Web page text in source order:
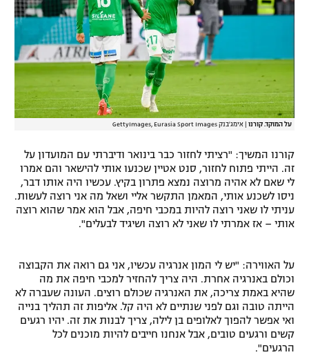
על המוקד. קורנו אימג'בנק GettyImages, Eurasia Sport Images
קורנו המשיך: "רציתי לחזור כבר בינואר ודיברתי עם המועדון על
זה. הייתי פתוח לחזור, סנט אטיין שכנעו אותי להישאר והם אמרו
לי שאם לא אהיה מרוצה נמצא פתרון בקיץ. עכשיו היה אותו דבר,
ניסו לשכנע אותי, המאמן התקשר אליי ושאל מה אני רוצה לעשות.
עניתי לו שאני רוצה להיות במכבי חיפה, אבל הוא אמר שהוא רוצה
אותי – אז אמרתי לו שאני לא רוצה ושיגיד לבעלים".
על האווירה: "יש לי המון אנרגיה עכשיו, אני גם רואה את הקבוצה
וכולם באנרגיה אחרת. היה צריך להחזיר למכבי חיפה את מה
שהיא באמת צריכה, את האנרגיה שכולם רוצים. העונה שעברה לא
הייתה טובה וגם לפני שנתיים לא היה קל. אליפות זה תהליך בנייה
ואי אפשר להפוך לאלופים בן לילה, צריך לבנות את זה. יהיו רגעים
קשים ורגעים טובים, אבל אנחנו חייבים להיות מוכנים לכל
הרגעים".